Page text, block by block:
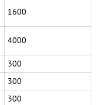
1600
4000
300
300
300